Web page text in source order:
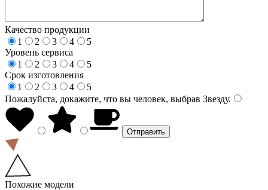
Качество продукции
1
2 3 4
5
Уровень сервиса
1
2 3 4
5
Срок изготовления
1
2 3 4
5
Пожалуйста, докажите, что вы человек, выбрав Звезду.
Похожие модели